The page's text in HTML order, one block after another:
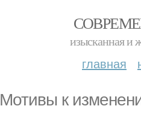
изысканная и
главная
Мотивы к